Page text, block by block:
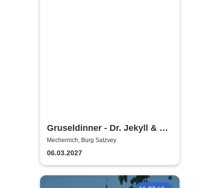
Gruseldinner - Dr. Jekyll & Mr.
Hyde
Mechernich, Burg Satzvey
06.03.2027